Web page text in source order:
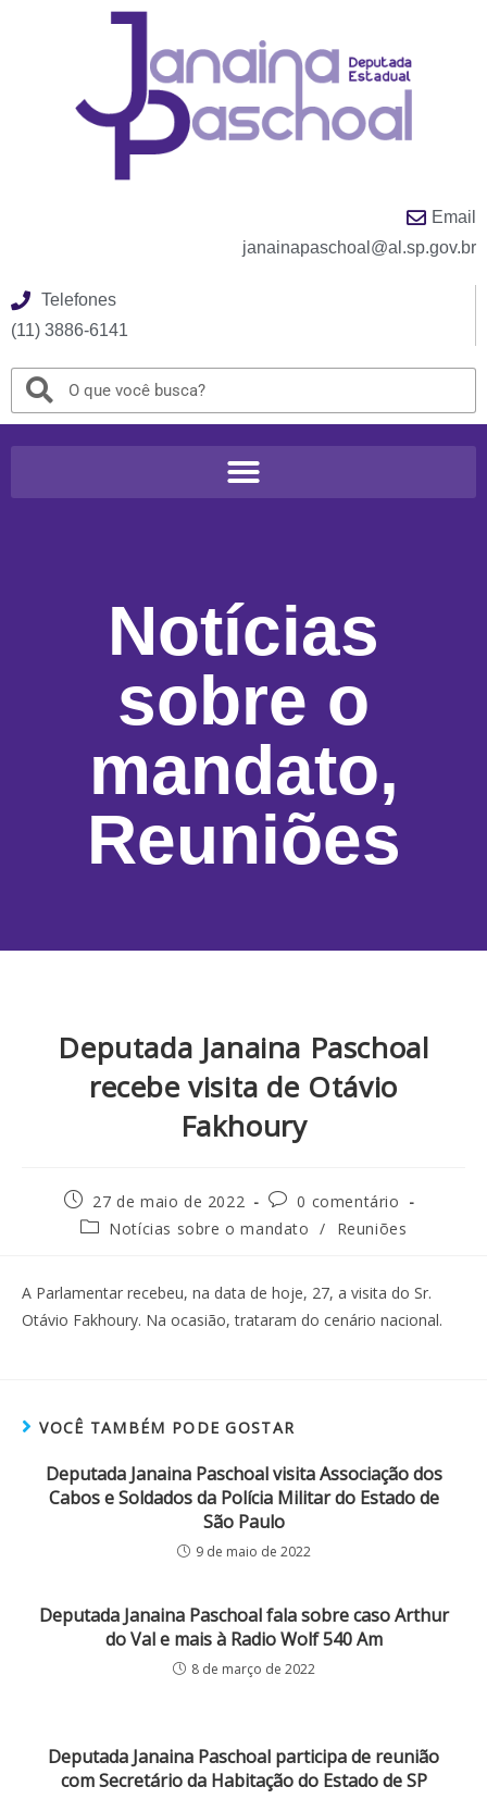
Email
janainapaschoal@al.sp.gov.br
Telefones
(11) 3886-6141
Notícias
sobre o
mandato,
Reuniões
Deputada Janaina Paschoal
recebe visita de Otávio
Fakhoury
27 de maio de 2022
0 comentário
Notícias sobre o mandato / Reuniões
A Parlamentar recebeu, na data de hoje, 27, a visita do Sr.
Otávio Fakhoury. Na ocasião, trataram do cenário nacional.
VOCÊ TAMBÉM PODE GOSTAR
Deputada Janaina Paschoal visita Associação dos
Cabos e Soldados da Polícia Militar do Estado de
São Paulo
9 de maio de 2022
Deputada Janaina Paschoal fala sobre caso Arthur
do Val e mais à Radio Wolf 540 Am
8 de março de 2022
Deputada Janaina Paschoal participa de reunião
com Secretário da Habitação do Estado de SP